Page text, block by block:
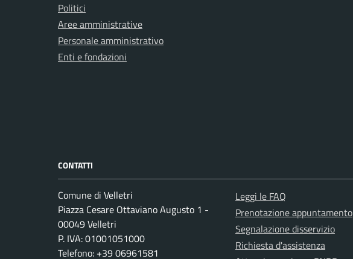
Politici
Aree amministrative
Personale amministrativo
Enti e fondazioni
CONTATTI
Comune di Velletri
Piazza Cesare Ottaviano Augusto 1 -
00049 Velletri
P. IVA: 01001051000
Telefono: +39 06961581
Leggi le FAQ
Prenotazione appuntamento
Segnalazione disservizio
Richiesta d'assistenza